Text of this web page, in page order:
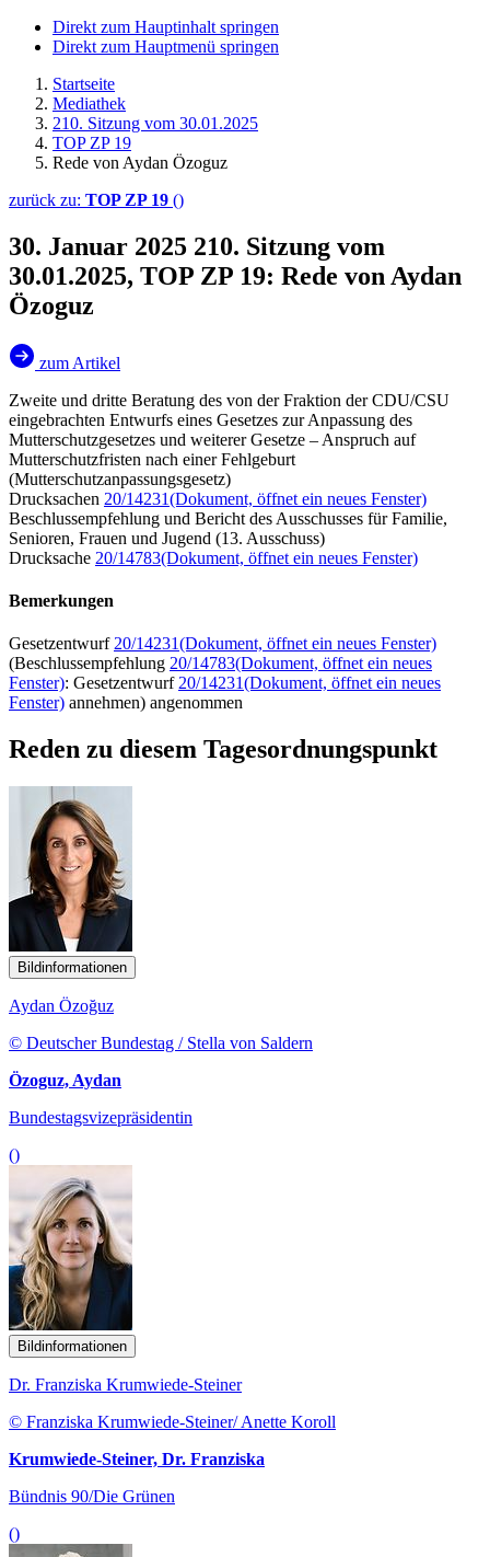
Direkt zum Hauptinhalt springen
Direkt zum Hauptmenü springen
Startseite
Mediathek
210. Sitzung vom 30.01.2025
TOP ZP 19
Rede von Aydan Özoguz
zurück zu: TOP ZP 19 ()
30. Januar 2025 210. Sitzung vom
30.01.2025, TOP ZP 19: Rede von Aydan
Özoguz
zum Artikel
Zweite und dritte Beratung des von der Fraktion der CDU/CSU
eingebrachten Entwurfs eines Gesetzes zur Anpassung des
Mutterschutzgesetzes und weiterer Gesetze – Anspruch auf
Mutterschutzfristen nach einer Fehlgeburt
(Mutterschutzanpassungsgesetz)
Drucksachen 20/14231(Dokument, öffnet ein neues Fenster)
Beschlussempfehlung und Bericht des Ausschusses für Familie,
Senioren, Frauen und Jugend (13. Ausschuss)
Drucksache 20/14783(Dokument, öffnet ein neues Fenster)
Bemerkungen
Gesetzentwurf 20/14231(Dokument, öffnet ein neues Fenster)
(Beschlussempfehlung 20/14783(Dokument, öffnet ein neues
Fenster): Gesetzentwurf 20/14231(Dokument, öffnet ein neues
Fenster) annehmen) angenommen
Reden zu diesem Tagesordnungspunkt
Bildinformationen
Aydan Özoğuz
© Deutscher Bundestag / Stella von Saldern
Özoguz, Aydan
Bundestagsvizepräsidentin
()
Bildinformationen
Dr. Franziska Krumwiede-Steiner
© Franziska Krumwiede-Steiner/ Anette Koroll
Krumwiede-Steiner, Dr. Franziska
Bündnis 90/Die Grünen
()